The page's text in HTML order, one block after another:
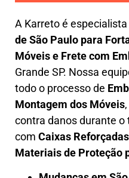
A Karretoé
de São Paulo para
Móveis e Frete com
Grande SP. Nossa
todo o processo de
Montagem dos Móveis
contra danos durante
com Caixas
Materiais de Proteção